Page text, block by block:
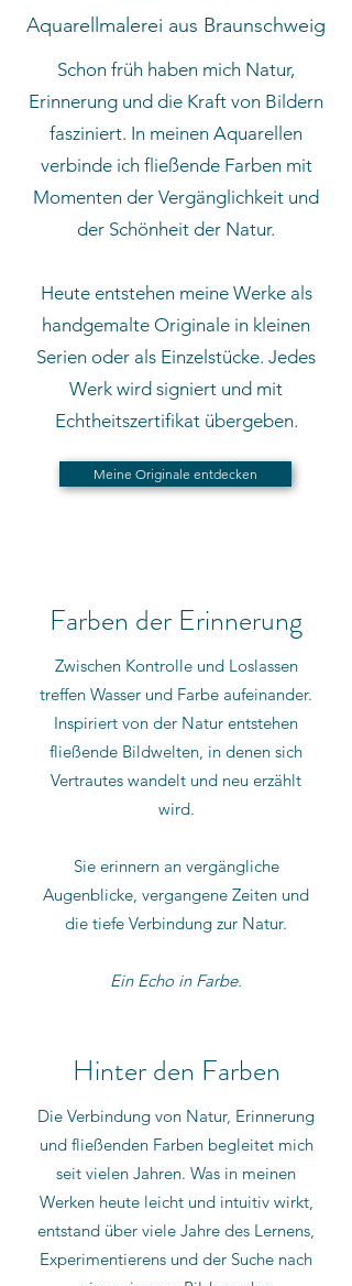
Aquarellmalerei aus Braunschweig
Schon früh haben mich Natur,
Erinnerung und die Kraft von Bildern
fasziniert. In meinen Aquarellen
verbinde ich fließende Farben mit
Momenten der Vergänglichkeit und
der Schönheit der Natur.
Heute entstehen meine Werke als
handgemalte Originale in kleinen
Serien oder als Einzelstücke. Jedes
Werk wird signiert und mit
Echtheitszertifikat übergeben.
Meine Originale entdecken
Farben der Erinnerung
Zwischen Kontrolle und Loslassen
treffen Wasser und Farbe aufeinander.
Inspiriert von der Natur entstehen
fließende Bildwelten, in denen sich
Vertrautes wandelt und neu erzählt
wird.
Sie erinnern an vergängliche
Augenblicke, vergangene Zeiten und
die tiefe Verbindung zur Natur.
Ein Echo in Farbe.
Hinter den Farben
Die Verbindung von Natur, Erinnerung
und fließenden Farben begleitet mich
seit vielen Jahren. Was in meinen
Werken heute leicht und intuitiv wirkt,
entstand über viele Jahre des Lernens,
Experimentierens und der Suche nach